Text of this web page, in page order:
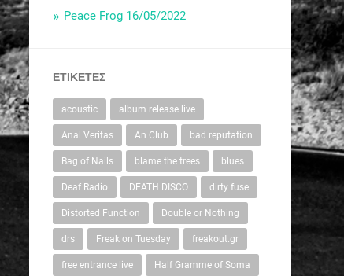
Peace Frog 16/05/2022
ΕΤΙΚΈΤΕΣ
acoustic album release live
Anal Veritas An Club bad reputation
Bag of Nails blame the trees blues
Deaf Radio DEATH DISCO dirty fuse
Distorted Function Double or Nothing
drs Freak on Tuesday freakout.gr
free entrance live Half Gramme of Soma